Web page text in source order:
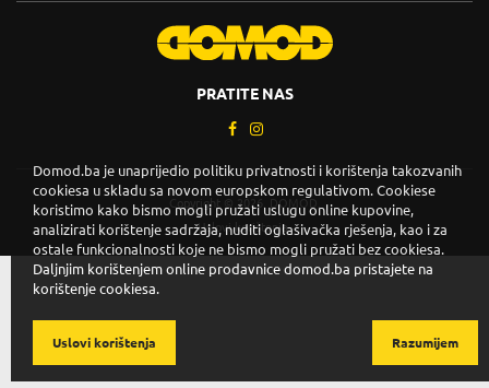
PRATITE NAS
Copyright © 2026. DOMOD.
Uslovi korištenja.
Domod.ba je unaprijedio politiku privatnosti i korištenja takozvanih
cookiesa u skladu sa novom europskom regulativom. Cookiese
koristimo kako bismo mogli pružati uslugu online kupovine,
analizirati korištenje sadržaja, nuditi oglašivačka rješenja, kao i za
ostale funkcionalnosti koje ne bismo mogli pružati bez cookiesa.
Daljnjim korištenjem online prodavnice domod.ba pristajete na
korištenje cookiesa.
Razumijem
Uslovi korištenja